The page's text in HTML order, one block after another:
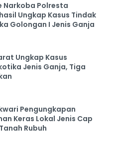
Narkoba Polresta
Ungkap Kasus Tindak
Golongan I Jenis Ganja
Ungkap Kasus
Jenis Ganja, Tiga
Pengungkapan
Keras Lokal Jenis Cap
Rubuh